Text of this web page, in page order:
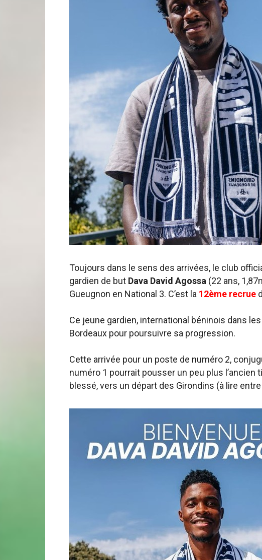
Toujours dans le sens des arrivées, le club
gardien de but Dava David Agossa (22 ans,
Gueugnon en National 3. C’est la 12ème recrue
Ce jeune gardien, international béninois dans
Bordeaux pour poursuivre sa progression.
Cette arrivée pour un poste de numéro 2,
numéro 1 pourrait pousser un peu plus l’ancien
blessé, vers un départ des Girondins (à lire